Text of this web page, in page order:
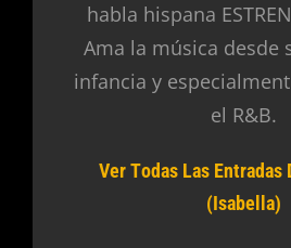
habla hispana
Ama la música desde
infancia y
el R&B.
Ver Todas Las Entradas
(Isabella)